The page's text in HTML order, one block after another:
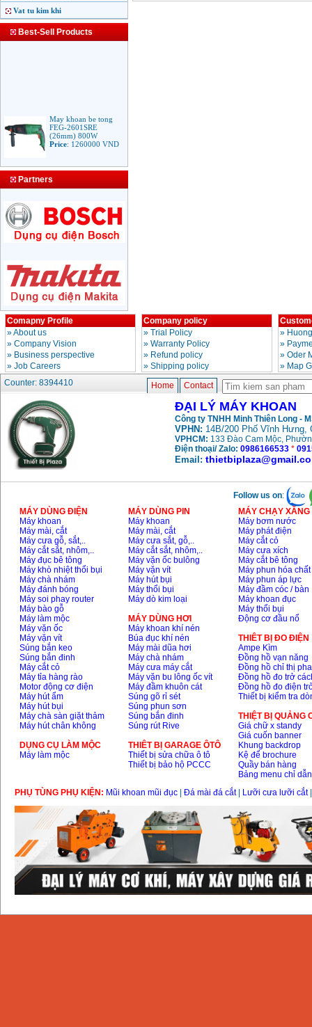
Vat tu kim khi
Best-Sell Products
May khoan be tong
FEG-2601SRE
(26mm) 800W
Price:1260000 VND
rut loi be tong
May Khoan Bosch
GSB 16RE (750W)
Bo may khoan Bosch
GSB 13RE hop nhua
100 chi tiet
Price:1977000
May khoan sat Bosch
GBM 350 (350W)
Price
May khoan bua
Makita HP1630
(16mm) 710W
Price:1697000
May khoan Bosch
May khoan Bosch
GSB 550 (550W)
Price:1132000
Bang gia may khoan
Bosch 2024
Price:
May khoan Bosch
GBH 2-24RE (790W)
Price
Partners
Comapny Profile
»About us
» Company Vision
» Business perspective
» Job Careers
Company policy
» Trial Policy
» Warranty Policy
» Refund policy
» Shipping policy
»
»
» Oder
» Map
Counter: 8394410
Home Contact
ĐẠI LÝ MÁY KHOAN
Công ty TNHH Minh Thiên Long -
VPHN: 14B/200 Phố Vĩnh Hưng,
VPHCM: 133 Đào Cam Mộc,
Điện thoại/ Zalo: 0986166533 *
Email:
Follow us on:
MÁY DÙNG ĐIỆN
Máy khoan
Máy mài, cắt
Máy cưa gỗ, sắt,..
Máy cắt sắt, nhôm,..
Máy đục bê tông
Máy khò nhiệt thổi bụi
Máy chà nhám
Máy đánh bóng
Máy soi phay router
Máy bào gỗ
Máy làm mộc
Máy vặn ốc
Máy vặn vít
Súng bắn keo
Súng bắn đinh
Máy cắt cỏ
Máy tỉa hàng rào
Motor động cơ điện
Máy hút ẩm
Máy hút bụi
Máy chà sàn giặt thảm
Máy hút chân không
DỤNG CỤ LÀM MỘC
Máy làm mộc
MÁY DÙNG PIN
Máy khoan
Máy mài, cắt
Máy cưa sắt, gỗ,..
Máy cắt sắt, nhôm,..
Máy vặn ốc bulông
Máy vặn vít
Máy hút bụi
Máy thổi bụi
Máy dò kim loại
MÁY DÙNG HƠI
Máy khoan khí nén
Búa đục khí nén
Máy mài dũa hơi
Máy chà nhám
Máy cưa máy cắt
Máy vặn bu lông ốc vít
Máy đầm khuôn cát
Súng gõ rỉ sét
Súng phun sơn
Súng bắn đinh
Súng rút Rive
THIÊT BỊ GARAGE ÔTÔ
Thiết bị sửa chữa ô tô
Thiết bị bảo hộ PCCC
MÁY CHẠY
Máy bơm nước
Máy phát điện
Máy cắt cỏ
Máy cưa xích
Máy cắt bê tông
Máy phun hóa chất
Máy phun áp lực
Máy đầm cóc / bàn
Máy khoan đục
Máy thổi bụi
Động cơ đầu nổ
THIÊT BỊ ĐO ĐIỆN
Ampe Kìm
Đồng hồ vạn năng
Đồng hồ chỉ thị pha
Đồng hồ đo trở
Đồng hồ đo điện
Thiết bị kiểm tra
THIỆT BỊ QUẢNG
Giá chữ x standy
Giá cuốn banner
Khung backdrop
Kệ để brochure
Quầy bán hàng
Bảng menu chỉ dẫn
PHỤ TÙNG PHỤ KIỆN: Mũi khoan mũi đục Đá mài đá cắt| Lưỡi cưa lưỡi cắt